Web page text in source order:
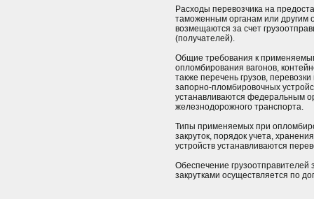
Расходы перевозчика на
таможенным органам или другим
возмещаются за счет
(получателей).
Общие требования к
опломбирования вагонов,
также перечень грузов,
запорно-пломбировочных
устанавливаются федеральным
железнодорожного транспорта.
Типы применяемых при
закруток, порядок учета,
устройств устанавливаются
Обеспечение
закрутками осуществляется по